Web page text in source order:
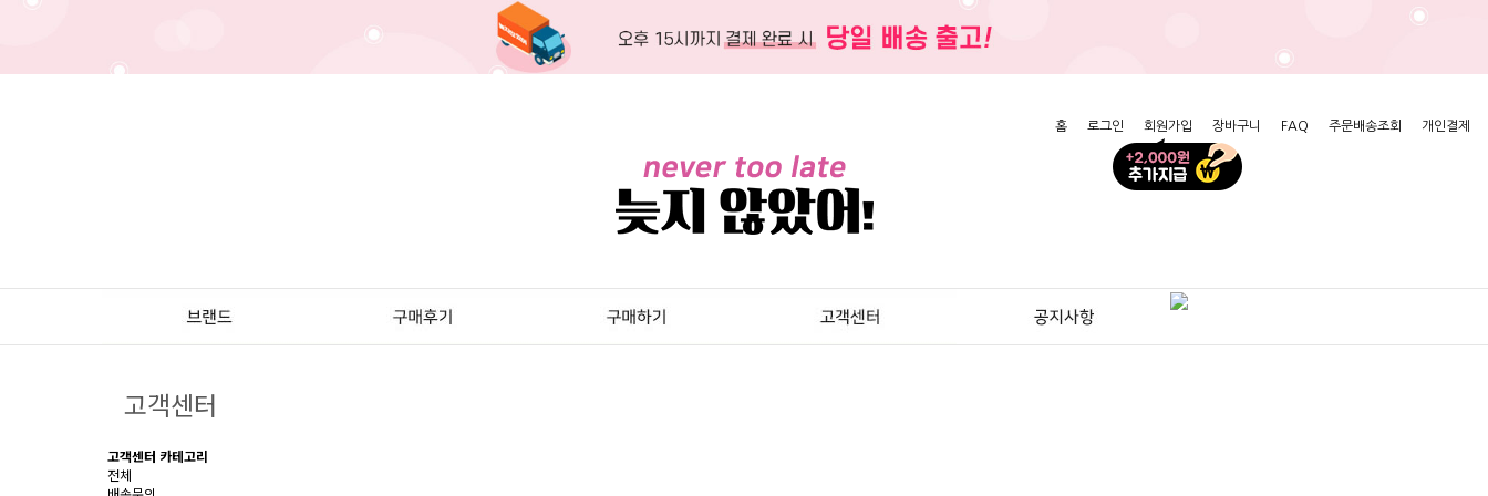
홈 로그인 회원가입 장바구니 FAQ 주문배송조회 개인결제
고객센터
고객센터 카테고리
전체